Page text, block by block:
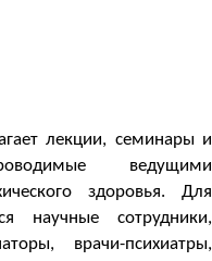
лекции, семинары и
ведущими
здоровья. Для
научные сотрудники,
врачи-психиатры,